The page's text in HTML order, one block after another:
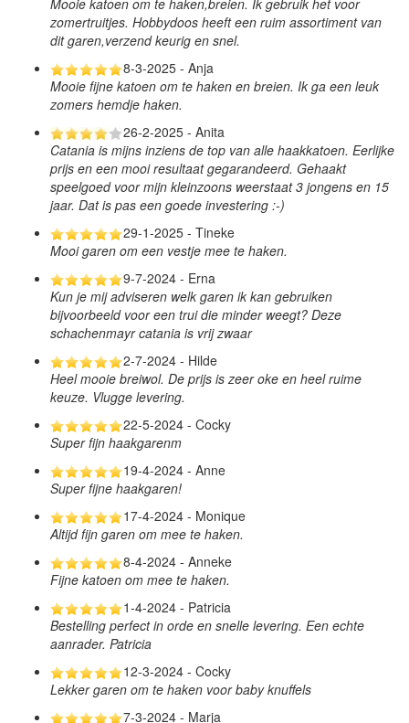
Mooie katoen om te haken,breien. Ik gebruik het voor
zomertruitjes. Hobbydoos heeft een ruim assortiment van
dit garen,verzend keurig en snel.
8-3-2025 - Anja
Mooie fijne katoen om te haken en breien. Ik ga een leuk
zomers hemdje haken.
26-2-2025 - Anita
Catania is mijns inziens de top van alle haakkatoen. Eerlijke
prijs en een mooi resultaat gegarandeerd. Gehaakt
speelgoed voor mijn kleinzoons weerstaat 3 jongens en 15
jaar. Dat is pas een goede investering :-)
29-1-2025 - Tineke
Mooi garen om een vestje mee te haken.
9-7-2024 - Erna
Kun je mij adviseren welk garen ik kan gebruiken
bijvoorbeeld voor een trui die minder weegt? Deze
schachenmayr catania is vrij zwaar
2-7-2024 - Hilde
Heel mooie breiwol. De prijs is zeer oke en heel ruime
keuze. Vlugge levering.
22-5-2024 - Cocky
Super fijn haakgarenm
19-4-2024 - Anne
Super fijne haakgaren!
17-4-2024 - Monique
Altijd fijn garen om mee te haken.
8-4-2024 - Anneke
Fijne katoen om mee te haken.
1-4-2024 - Patricia
Bestelling perfect in orde en snelle levering. Een echte
aanrader. Patricia
12-3-2024 - Cocky
Lekker garen om te haken voor baby knuffels
7-3-2024 - Marja